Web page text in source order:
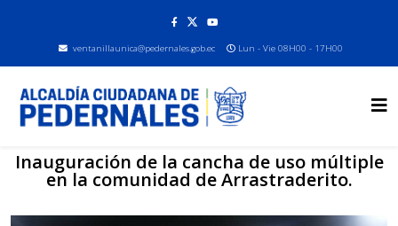
ventanillaunica@pedernales.gob.ec Lun - Vie 08H00 - 17H00
Inauguración de la cancha de uso múltiple
en la comunidad de Arrastraderito.